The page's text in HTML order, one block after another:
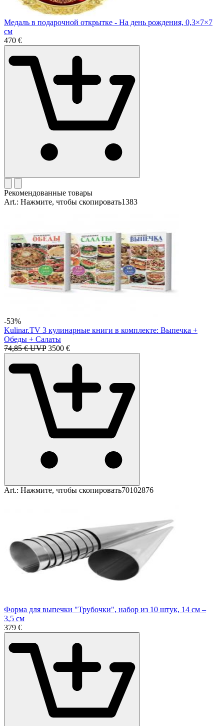
Медаль в подарочной открытке - На день рождения, 0,3×7×7
см
470 €
Рекомендованные товары
Art.: Нажмите, чтобы скопировать1383
-53%
Kulinar.TV 3 кулинарные книги в комплекте: Выпечка +
Обеды + Салаты
74,85 € UVP 3500 €
Art.: Нажмите, чтобы скопировать70102876
Форма для выпечки "Трубочки", набор из 10 штук, 14 см –
3,5 см
379 €